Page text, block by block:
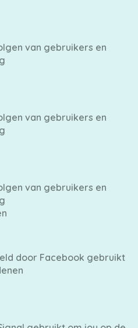
van gebruikers en
van gebruikers en
van gebruikers en
door Facebook gebruikt